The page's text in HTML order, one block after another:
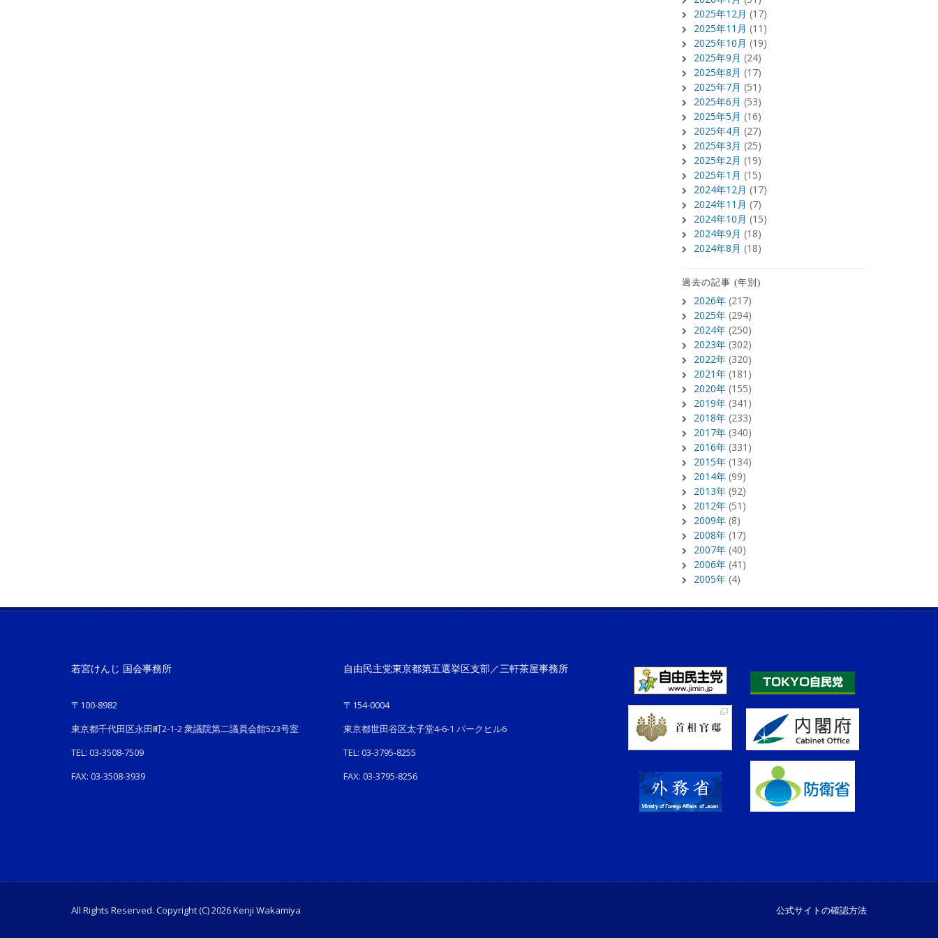
2025年12月 (17)
2025年11月 (11)
2025年10月 (19)
2025年9月 (24)
2025年8月 (17)
2025年7月 (51)
2025年6月 (53)
2025年5月 (16)
2025年4月 (27)
2025年3月 (25)
2025年2月 (19)
2025年1月 (15)
2024年12月 (17)
2024年11月 (7)
2024年10月 (15)
2024年9月 (18)
2024年8月 (18)
過去の記事 (年別)
2026年 (217)
2025年 (294)
2024年 (250)
2023年 (302)
2022年 (320)
2021年 (181)
2020年 (155)
2019年 (341)
2018年 (233)
2017年 (340)
2016年 (331)
2015年 (134)
2014年 (99)
2013年 (92)
2012年 (51)
2009年 (8)
2008年 (17)
2007年 (40)
2006年 (41)
2005年 (4)
若宮けんじ 国会事務所
〒100-8982
東京都千代田区永田町2-1-2 衆議院第二議員会館523号室
TEL: 03-3508-7509
FAX: 03-3508-3939
自由民主党東京都第五選挙区支部／三軒茶屋事務所
〒154-0004
東京都世田谷区太子堂4-6-1 パークヒル6
TEL: 03-3795-8255
FAX: 03-3795-8256
All Rights Reserved. Copyright (C) 2026 Kenji Wakamiya 公式サイトの確認方法